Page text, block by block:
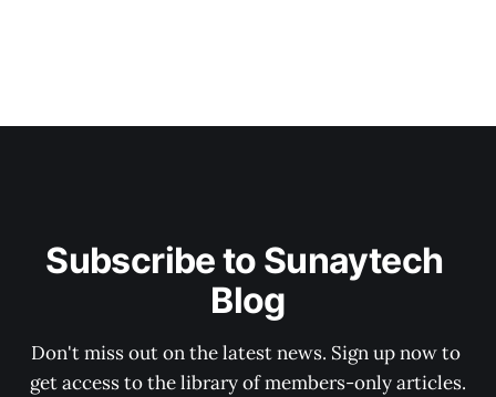
Subscribe to Sunaytech
Blog
Don't miss out on the latest news. Sign up now to
get access to the library of members-only articles.